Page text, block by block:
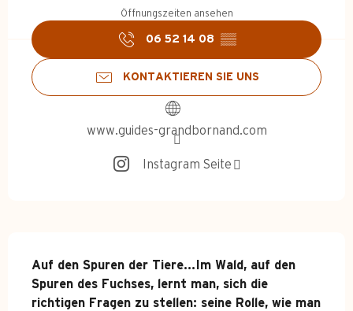
Öffnungszeiten ansehen
06 52 14 08 ▒▒
KONTAKTIEREN SIE UNS
www.guides-grandbornand.com
Instagram Seite
Auf den Spuren der Tiere...Im Wald, auf den
Spuren des Fuchses, lernt man, sich die
richtigen Fragen zu stellen: seine Rolle, wie man